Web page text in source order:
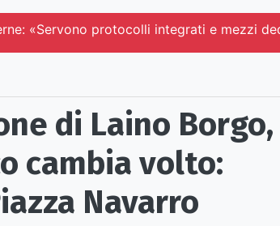
«Servono protocolli integrati e mezzi
di Laino
cambia volto:
Navarro